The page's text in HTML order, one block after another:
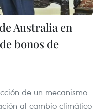
Australia en
bonos de
de un mecanismo
al cambio climático